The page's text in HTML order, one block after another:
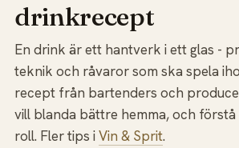
drinkrecept
En drink är ett hantverk i ett glas -
teknik och råvaror som ska spela
recept från bartenders och
vill blanda bättre hemma, och
roll. Fler tips i Vin & Sprit.